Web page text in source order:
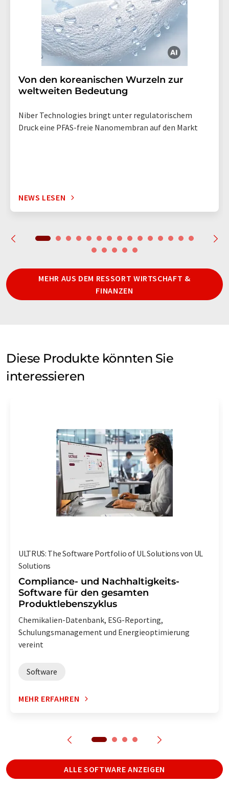
Von den koreanischen Wurzeln zur
weltweiten Bedeutung
Niber Technologies bringt unter regulatorischem
Druck eine PFAS-freie Nanomembran auf den Markt
NEWS LESEN
MEHR AUS DEM RESSORT WIRTSCHAFT &
FINANZEN
Diese Produkte könnten Sie
interessieren
ULTRUS: The Software Portfolio of UL Solutions von UL
Solutions
Compliance- und Nachhaltigkeits-
Software für den gesamten
Produktlebenszyklus
Chemikalien-Datenbank, ESG-Reporting,
Schulungsmanagement und Energieoptimierung
vereint
Software
MEHR ERFAHREN
ALLE SOFTWARE ANZEIGEN